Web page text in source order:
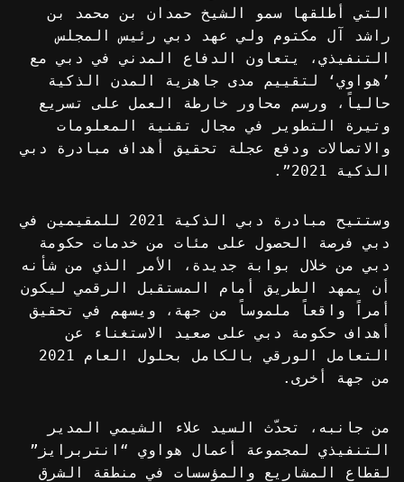
التي أطلقها سمو الشيخ حمدان بن محمد بن
راشد آل مكتوم ولي عهد دبي رئيس المجلس
التنفيذي، يتعاون الدفاع المدني في دبي مع
’هواوي‘ لتقييم مدى جاهزية المدن الذكية
حالياً، ورسم محاور خارطة العمل على تسريع
وتيرة التطوير في مجال تقنية المعلومات
والاتصالات ودفع عجلة تحقيق أهداف مبادرة دبي
الذكية 2021”.
وستتيح مبادرة دبي الذكية 2021 للمقيمين في
دبي فرصة الحصول على مئات من خدمات حكومة
دبي من خلال بوابة جديدة، الأمر الذي من شأنه
أن يمهد الطريق أمام المستقبل الرقمي ليكون
أمراً واقعاً ملموساً من جهة، ويسهم في تحقيق
أهداف حكومة دبي على صعيد الاستغناء عن
التعامل الورقي بالكامل بحلول العام 2021
من جهة أخرى.
من جانبه، تحدّث السيد علاء الشيمي المدير
التنفيذي لمجموعة أعمال هواوي “انتربرايز”
لقطاع المشاريع والمؤسسات في منطقة الشرق